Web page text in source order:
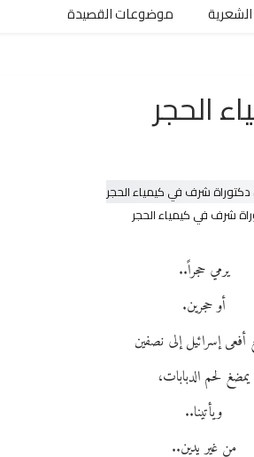
موضوعات القصيدة​
الحجر
شرف في كيمياء الحجر
يرمي حجراً..
أو حجرين.
أفعى إسرائيل إلى نصفين
يمضغ لحم الدبابات،
ويأتينا..
من غير يدين..